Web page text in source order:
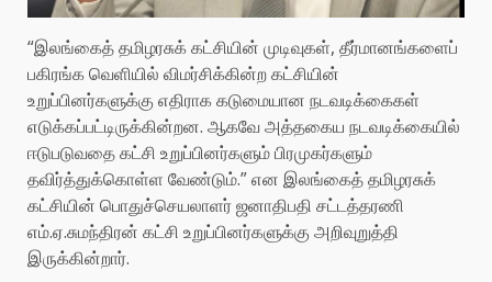
“இலங்கைத் தமிழரசுக் கட்சியின் முடிவுகள், தீர்மானங்களைப்
பகிரங்க வெளியில் விமர்சிக்கின்ற கட்சியின்
உறுப்பினர்களுக்கு எதிராக கடுமையான நடவடிக்கைகள்
எடுக்கப்பட்டிருக்கின்றன. ஆகவே அத்தகைய நடவடிக்கையில்
ஈடுபடுவதை கட்சி உறுப்பினர்களும் பிரமுகர்களும்
தவிர்த்துக்கொள்ள வேண்டும்.” என இலங்கைத் தமிழரசுக்
கட்சியின் பொதுச்செயலாளர் ஜனாதிபதி சட்டத்தரணி
எம்.ஏ.சுமந்திரன் கட்சி உறுப்பினர்களுக்கு அறிவுறுத்தி
இருக்கின்றார்.